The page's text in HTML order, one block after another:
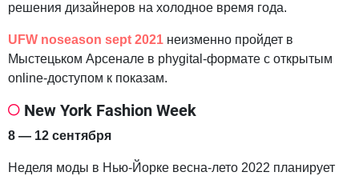
решения дизайнеров на холодное время года.
UFW noseason sept 2021 неизменно пройдет в
Мыстецьком Арсенале в phygital-формате с открытым
online-доступом к показам.
New York Fashion Week
8 — 12 сентября
Неделя моды в Нью-Йорке весна-лето 2022 планирует